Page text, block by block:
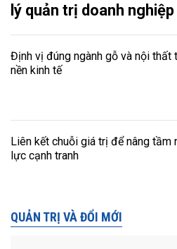
lý quản trị doanh nghiệp
Định vị đúng ngành gỗ và nội thất
nền kinh tế
Liên kết chuỗi giá trị để nâng tầm
lực cạnh tranh
QUẢN TRỊ VÀ ĐỔI MỚI